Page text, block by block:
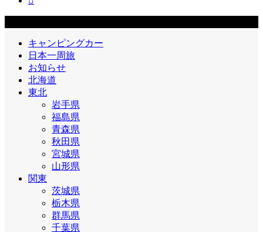
キャンピングカー
日本一周旅
お知らせ
北海道
東北
岩手県
福島県
青森県
秋田県
宮城県
山形県
関東
茨城県
栃木県
群馬県
千葉県